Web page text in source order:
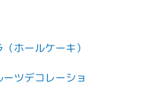
ホールケーキ）
ツデコレーショ